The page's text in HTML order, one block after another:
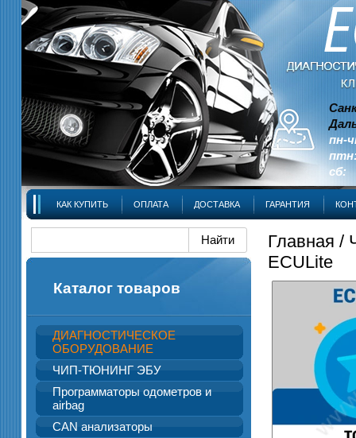
пн-
сб:
КАК КУПИТЬ ОПЛАТА ДОСТАВКА ГАРАНТИЯ
Каталог товаров
ДИАГНОСТИЧЕСКОЕ
ОБОРУДОВАНИЕ
ЧИП-ТЮНИНГ ЭБУ
Программаторы одометров и
airbag
CAN анализаторы
Главная /
ECULite